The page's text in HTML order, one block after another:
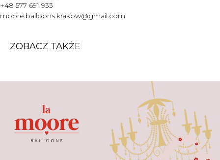
+48 577 691 933
moore.balloons.krakow@gmail.com
ZOBACZ TAKŻE
+48 577 691 933
moore.balloons.krakow@gmail.com